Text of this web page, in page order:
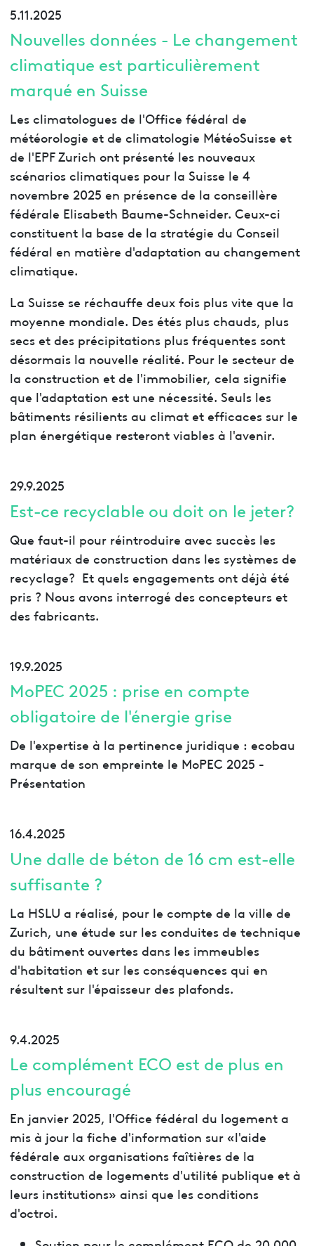
5.11.2025
Nouvelles données - Le changement
climatique est particulièrement
marqué en Suisse
Les climatologues de l'Office fédéral de
météorologie et de climatologie MétéoSuisse et
de l'EPF Zurich ont présenté les nouveaux
scénarios climatiques pour la Suisse le 4
novembre 2025 en présence de la conseillère
fédérale Elisabeth Baume-Schneider. Ceux-ci
constituent la base de la stratégie du Conseil
fédéral en matière d'adaptation au changement
climatique.
La Suisse se réchauffe deux fois plus vite que la
moyenne mondiale. Des étés plus chauds, plus
secs et des précipitations plus fréquentes sont
désormais la nouvelle réalité. Pour le secteur de
la construction et de l'immobilier, cela signifie
que l'adaptation est une nécessité. Seuls les
bâtiments résilients au climat et efficaces sur le
plan énergétique resteront viables à l'avenir.
29.9.2025
Est-ce recyclable ou doit on le jeter?
Que faut-il pour réintroduire avec succès les
matériaux de construction dans les systèmes de
recyclage? Et quels engagements ont déjà été
pris ? Nous avons interrogé des concepteurs et
des fabricants.
19.9.2025
MoPEC 2025 : prise en compte
obligatoire de l'énergie grise
De l'expertise à la pertinence juridique : ecobau
marque de son empreinte le MoPEC 2025 -
Présentation
16.4.2025
Une dalle de béton de 16 cm est-elle
suffisante ?
La HSLU a réalisé, pour le compte de la ville de
Zurich, une étude sur les conduites de technique
du bâtiment ouvertes dans les immeubles
d'habitation et sur les conséquences qui en
résultent sur l'épaisseur des plafonds.
9.4.2025
Le complément ECO est de plus en
plus encouragé
En janvier 2025, l'Office fédéral du logement a
mis à jour la fiche d'information sur «l'aide
fédérale aux organisations faîtières de la
construction de logements d'utilité publique et à
leurs institutions» ainsi que les conditions
d'octroi.